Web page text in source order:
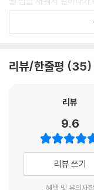
애플에서 해고된 것은
로 인해 나는 성공이란
--- p.61 「스티브 잡스의
람과 조화를 이뤄 시너
방식이다. 위대한 일은
--- p.62 「스티브 잡스의
미친 사람들, 골칫덩어
는 사람들, 그들은 규칙
아도 제대로 놀아라.
이 지금까지 무얼 했든지
하면 안된다. 고객들 요
들려면 굉장히 노력해야
마쓰시타전기, 마쓰시타
중요한 것은 미래를 낙
많이 생각하게 된다는
리뷰/한줄평 35
리뷰
9.6
리뷰 쓰기
혜택 및 유의사항